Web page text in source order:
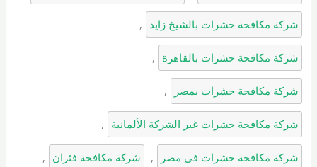
شركة مكافحة حشرات بالشيخ زايد ,
شركة مكافحة حشرات بالقاهرة ,
شركة مكافحة حشرات بمصر ,
شركة مكافحة حشرات غير الشركة الألمانية ,
شركة مكافحة حشرات فى مصر , شركة مكافحة فئران ,